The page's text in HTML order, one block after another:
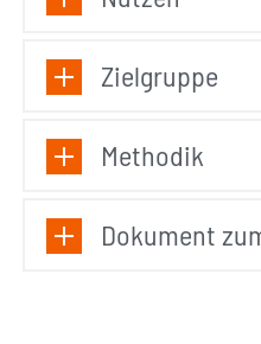
Zielgruppe
Methodik
Dokument